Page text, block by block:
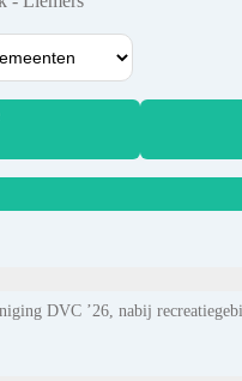
DVC ’26, nabij